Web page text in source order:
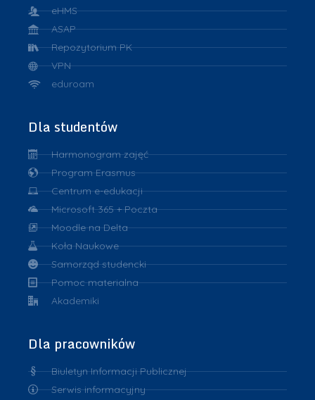
eHMS
ASAP
Repozytorium PK
VPN
eduroam
Dla studentów
Harmonogram zajęć
Program Erasmus
Centrum e-edukacji
Microsoft 365 + Poczta
Moodle na Delta
Koła Naukowe
Samorząd studencki
Pomoc materialna
Akademiki
Dla pracowników
Biuletyn Informacji Publicznej
Serwis informacyjny